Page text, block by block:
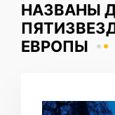
НАЗВАНЫ
ЕВРОПЫ